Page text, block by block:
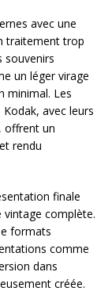
avec une
traitement trop
souvenirs
un léger virage
minimal. Les
Kodak, avec leurs
offrent un
rendu
finale
vintage complète.
formats
comme
dans
créée.